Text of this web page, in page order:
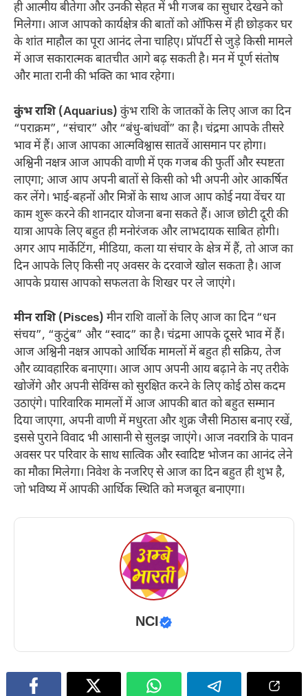
ही आत्मीय बीतेगा और उनकी सेहत में भी गजब का सुधार देखने को
मिलेगा। आज आपको कार्यक्षेत्र की बातों को ऑफिस में ही छोड़कर घर
के शांत माहौल का पूरा आनंद लेना चाहिए। प्रॉपर्टी से जुड़े किसी मामले
में आज सकारात्मक बातचीत आगे बढ़ सकती है। मन में पूर्ण संतोष
और माता रानी की भक्ति का भाव रहेगा।
कुंभ राशि (Aquarius) कुंभ राशि के जातकों के लिए आज का दिन
“पराक्रम”, “संचार” और “बंधु-बांधवों” का है। चंद्रमा आपके तीसरे
भाव में हैं। आज आपका आत्मविश्वास सातवें आसमान पर होगा।
अश्विनी नक्षत्र आज आपकी वाणी में एक गजब की फुर्ती और स्पष्टता
लाएगा; आज आप अपनी बातों से किसी को भी अपनी ओर आकर्षित
कर लेंगे। भाई-बहनों और मित्रों के साथ आज आप कोई नया वेंचर या
काम शुरू करने की शानदार योजना बना सकते हैं। आज छोटी दूरी की
यात्रा आपके लिए बहुत ही मनोरंजक और लाभदायक साबित होगी।
अगर आप मार्केटिंग, मीडिया, कला या संचार के क्षेत्र में हैं, तो आज का
दिन आपके लिए किसी नए अवसर के दरवाजे खोल सकता है। आज
आपके प्रयास आपको सफलता के शिखर पर ले जाएंगे।
मीन राशि (Pisces) मीन राशि वालों के लिए आज का दिन “धन
संचय”, “कुटुंब” और “स्वाद” का है। चंद्रमा आपके दूसरे भाव में हैं।
आज अश्विनी नक्षत्र आपको आर्थिक मामलों में बहुत ही सक्रिय, तेज
और व्यावहारिक बनाएगा। आज आप अपनी आय बढ़ाने के नए तरीके
खोजेंगे और अपनी सेविंग्स को सुरक्षित करने के लिए कोई ठोस कदम
उठाएंगे। पारिवारिक मामलों में आज आपकी बात को बहुत सम्मान
दिया जाएगा, अपनी वाणी में मधुरता और शुक्र जैसी मिठास बनाए रखें,
इससे पुराने विवाद भी आसानी से सुलझ जाएंगे। आज नवरात्रि के पावन
अवसर पर परिवार के साथ सात्विक और स्वादिष्ट भोजन का आनंद लेने
का मौका मिलेगा। निवेश के नजरिए से आज का दिन बहुत ही शुभ है,
जो भविष्य में आपकी आर्थिक स्थिति को मजबूत बनाएगा।
NCI